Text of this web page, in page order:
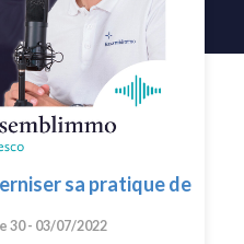
sa pratique de
30 - 03/07/2022